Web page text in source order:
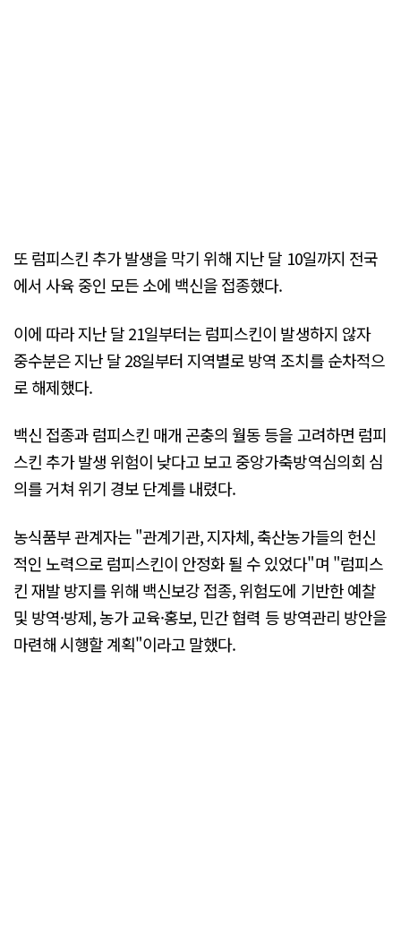
또 럼피스킨 추가 발생을 막기 위해 지난 달 10일까지 전국
에서 사육 중인 모든 소에 백신을 접종했다.
이에 따라 지난 달 21일부터는 럼피스킨이 발생하지 않자
중수분은 지난 달 28일부터 지역별로 방역 조치를 순차적으
로 해제했다.
백신 접종과 럼피스킨 매개 곤충의 월동 등을 고려하면 럼피
스킨 추가 발생 위험이 낮다고 보고 중앙가축방역심의회 심
의를 거쳐 위기 경보 단계를 내렸다.
농식품부 관계자는 "관계기관, 지자체, 축산농가들의 헌신
적인 노력으로 럼피스킨이 안정화 될 수 있었다"며 "럼피스
킨 재발 방지를 위해 백신보강 접종, 위험도에 기반한 예찰
및 방역·방제, 농가 교육·홍보, 민간 협력 등 방역관리 방안을
마련해 시행할 계획"이라고 말했다.